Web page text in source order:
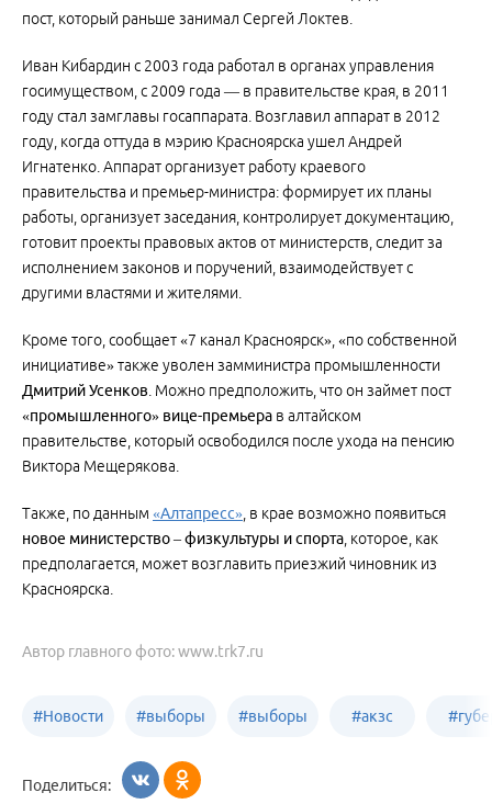
пост, который раньше занимал Сергей Локтев.
Иван Кибардин с 2003 года работал в органах управления
госимуществом, с 2009 года — в правительстве края, в 2011
году стал замглавы госаппарата. Возглавил аппарат в 2012
году, когда оттуда в мэрию Красноярска ушел Андрей
Игнатенко. Аппарат организует работу краевого
правительства и премьер-министра: формирует их планы
работы, организует заседания, контролирует документацию,
готовит проекты правовых актов от министерств, следит за
исполнением законов и поручений, взаимодействует с
другими властями и жителями.
Кроме того, сообщает «7 канал Красноярск», «по собственной
инициативе» также уволен замминистра промышленности
Дмитрий Усенков . Можно предположить, что он займет пост
«промышленного» вице-премьера в алтайском
правительстве, который освободился после ухода на пенсию
Виктора Мещерякова.
Также, по данным «Алтапресс» , в крае возможно появиться
новое министерство – физкультуры и спорта , которое, как
предполагается, может возглавить приезжий чиновник из
Красноярска.
Автор главного фото: www.trk7.ru
#Новости #выборы
в Бийске
#выборы #акзс #
Поделиться: